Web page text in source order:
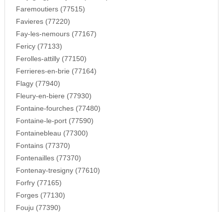
Faremoutiers (77515)
Favieres (77220)
Fay-les-nemours (77167)
Fericy (77133)
Ferolles-attilly (77150)
Ferrieres-en-brie (77164)
Flagy (77940)
Fleury-en-biere (77930)
Fontaine-fourches (77480)
Fontaine-le-port (77590)
Fontainebleau (77300)
Fontains (77370)
Fontenailles (77370)
Fontenay-tresigny (77610)
Forfry (77165)
Forges (77130)
Fouju (77390)